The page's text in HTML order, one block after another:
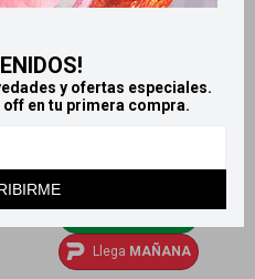
y ofertas especiales.
en tu primera compra.
Llega MAÑANA